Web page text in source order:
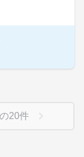
20件